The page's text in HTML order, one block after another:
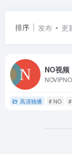
排序 发布 更
NO视频
高清独播 # NO